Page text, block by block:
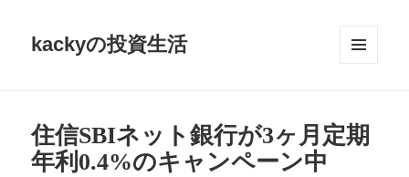
kackyの投資生活
住信SBIネット銀行が3ヶ月定期
年利0.4%のキャンペーン中